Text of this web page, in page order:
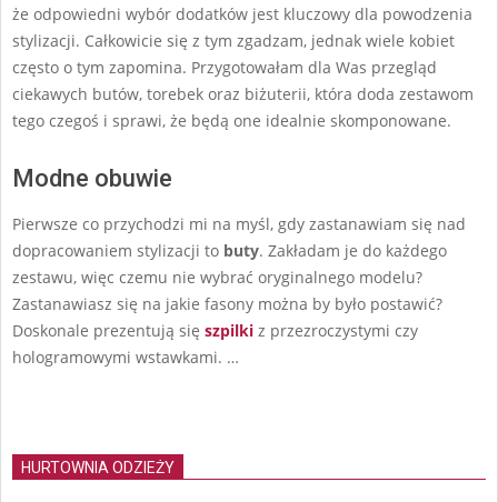
że odpowiedni wybór dodatków jest kluczowy dla powodzenia
stylizacji. Całkowicie się z tym zgadzam, jednak wiele kobiet
często o tym zapomina. Przygotowałam dla Was przegląd
ciekawych butów, torebek oraz biżuterii, która doda zestawom
tego czegoś i sprawi, że będą one idealnie skomponowane.
Modne obuwie
Pierwsze co przychodzi mi na myśl, gdy zastanawiam się nad
dopracowaniem stylizacji to buty. Zakładam je do każdego
zestawu, więc czemu nie wybrać oryginalnego modelu?
Zastanawiasz się na jakie fasony można by było postawić?
Doskonale prezentują się szpilki z przezroczystymi czy
hologramowymi wstawkami. …
HURTOWNIA ODZIEŻY